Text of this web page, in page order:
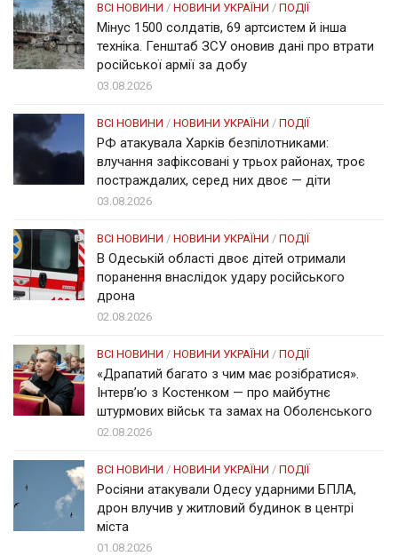
ВСІ НОВИНИ / НОВИНИ УКРАЇНИ / ПОДІЇ
Мінус 1500 солдатів, 69 артсистем й інша
техніка. Генштаб ЗСУ оновив дані про втрати
російської армії за добу
03.08.2026
ВСІ НОВИНИ / НОВИНИ УКРАЇНИ / ПОДІЇ
РФ атакувала Харків безпілотниками:
влучання зафіксовані у трьох районах, троє
постраждалих, серед них двоє — діти
03.08.2026
ВСІ НОВИНИ / НОВИНИ УКРАЇНИ / ПОДІЇ
В Одеській області двоє дітей отримали
поранення внаслідок удару російського
дрона
02.08.2026
ВСІ НОВИНИ / НОВИНИ УКРАЇНИ / ПОДІЇ
«Драпатий багато з чим має розібратися».
Інтерв’ю з Костенком — про майбутнє
штурмових військ та замах на Оболєнського
02.08.2026
ВСІ НОВИНИ / НОВИНИ УКРАЇНИ / ПОДІЇ
Росіяни атакували Одесу ударними БПЛА,
дрон влучив у житловий будинок в центрі
міста
01.08.2026